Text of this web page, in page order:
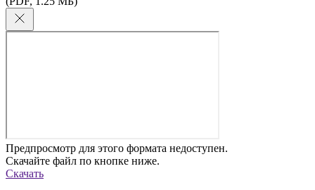
Предпросмотр для этого формата недоступен.
Скачайте файл по кнопке ниже.
Скачать